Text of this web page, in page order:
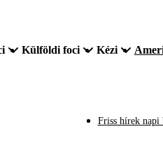
Külföldi foci Kézi
Friss hírek napi